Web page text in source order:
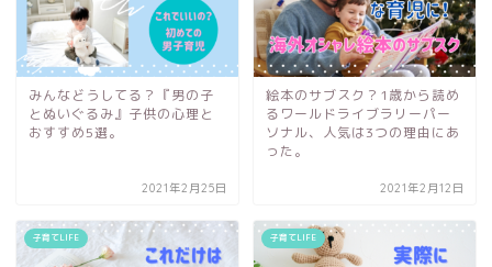
みんなどうしてる？『男の子
とぬいぐるみ』子供の心理と
おすすめ5選。
2021年2月25日
絵本のサブスク？1歳から読め
るワールドライブラリーパー
ソナル、人気は3つの理由にあ
った。
2021年2月12日
子育てLIFE 子育てLIFE